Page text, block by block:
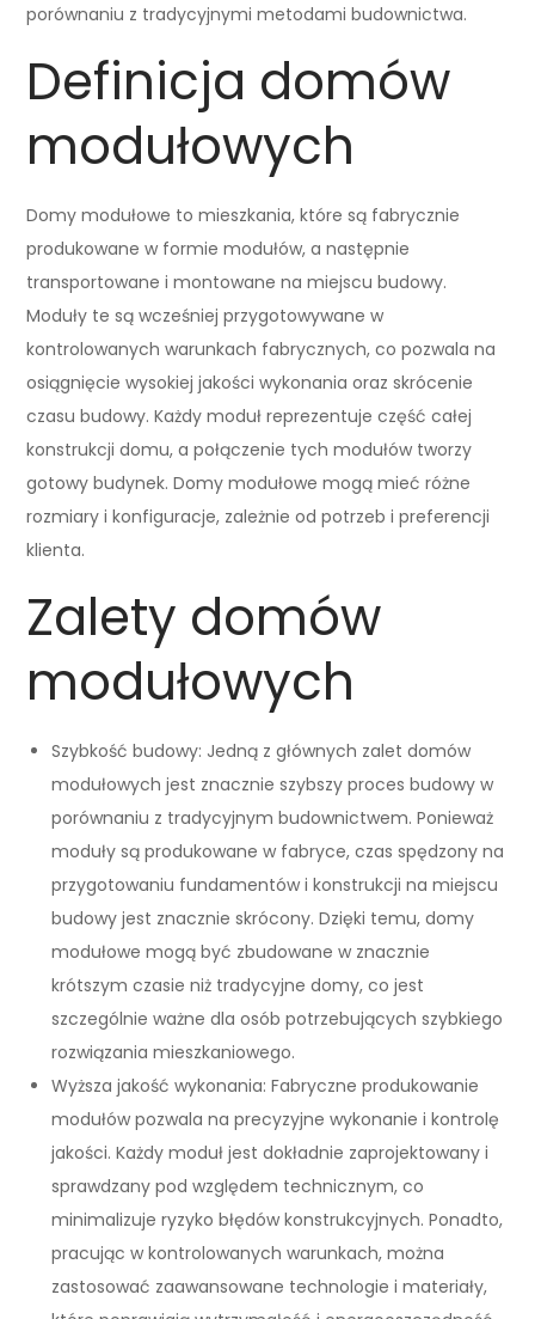
porównaniu z tradycyjnymi metodami budownictwa.
Definicja domów
modułowych
Domy modułowe to mieszkania, które są fabrycznie
produkowane w formie modułów, a następnie
transportowane i montowane na miejscu budowy.
Moduły te są wcześniej przygotowywane w
kontrolowanych warunkach fabrycznych, co pozwala na
osiągnięcie wysokiej jakości wykonania oraz skrócenie
czasu budowy. Każdy moduł reprezentuje część całej
konstrukcji domu, a połączenie tych modułów tworzy
gotowy budynek. Domy modułowe mogą mieć różne
rozmiary i konfiguracje, zależnie od potrzeb i preferencji
klienta.
Zalety domów
modułowych
Szybkość budowy: Jedną z głównych zalet domów
modułowych jest znacznie szybszy proces budowy w
porównaniu z tradycyjnym budownictwem. Ponieważ
moduły są produkowane w fabryce, czas spędzony na
przygotowaniu fundamentów i konstrukcji na miejscu
budowy jest znacznie skrócony. Dzięki temu, domy
modułowe mogą być zbudowane w znacznie
krótszym czasie niż tradycyjne domy, co jest
szczególnie ważne dla osób potrzebujących szybkiego
rozwiązania mieszkaniowego.
Wyższa jakość wykonania: Fabryczne produkowanie
modułów pozwala na precyzyjne wykonanie i kontrolę
jakości. Każdy moduł jest dokładnie zaprojektowany i
sprawdzany pod względem technicznym, co
minimalizuje ryzyko błędów konstrukcyjnych. Ponadto,
pracując w kontrolowanych warunkach, można
zastosować zaawansowane technologie i materiały,